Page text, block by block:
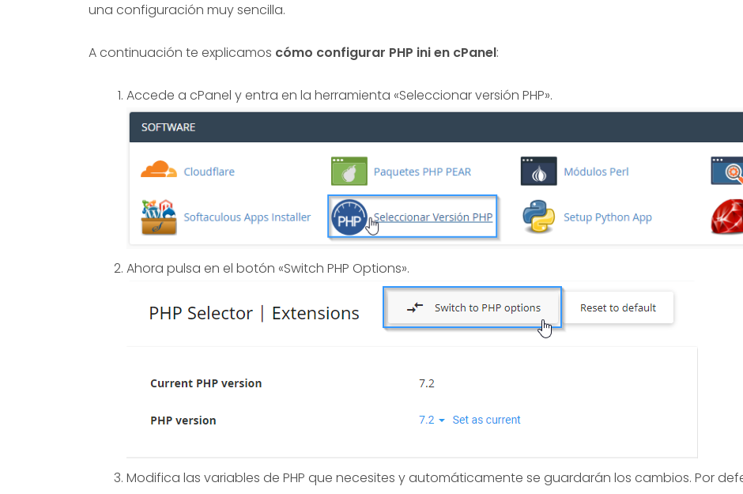
una configuración muy sencilla.
A continuación te explicamos cómo configurar PHP ini en cPanel:
Accede a cPanel y entra en la herramienta «Seleccionar versión PHP».
Ahora pulsa en el botón «Switch PHP Options».
Modifica las variables de PHP que necesites y automáticamente se guardarán los cambios. Por